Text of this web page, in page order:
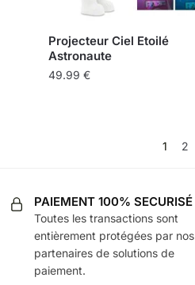
Projecteur Ciel Etoilé
Astronaute
49.99 €
1 2
PAIEMENT 100% SECURISÉ
Toutes les transactions sont
entièrement protégées par nos
partenaires de solutions de
paiement.